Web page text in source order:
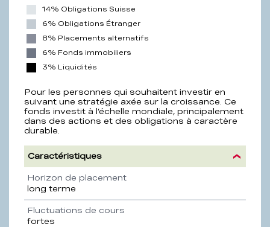
14% Obligations Suisse
6% Obligations Étranger
8% Placements alternatifs
6% Fonds immobiliers
3% Liquidités
Pour les personnes qui souhaitent investir en
suivant une stratégie axée sur la croissance. Ce
fonds investit à l’échelle mondiale, principalement
dans des actions et des obligations à caractère
durable.
Caractéristiques
Horizon de placement
long terme
Fluctuations de cours
fortes